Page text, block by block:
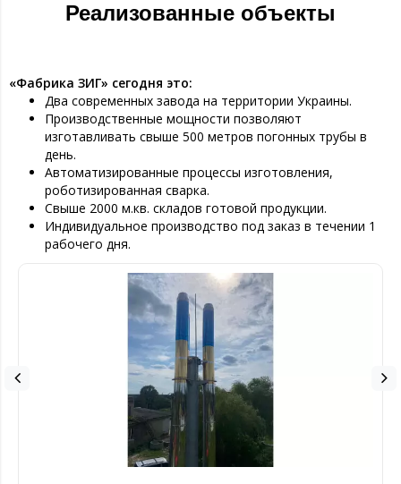
Реализованные объекты
«Фабрика ЗИГ» сегодня это:
Два современных завода на территории Украины.
Производственные мощности позволяют
изготавливать свыше 500 метров погонных трубы в
день.
Автоматизированные процессы изготовления,
роботизированная сварка.
Свыше 2000 м.кв. складов готовой продукции.
Индивидуальное производство под заказ в течении 1
рабочего дня.